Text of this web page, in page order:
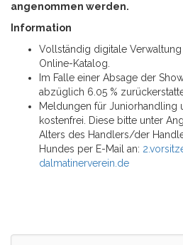
angenommen werden.
Information
Vollständig digitale
Online-Katalog.
Im Falle einer Absage der
abzüglich 6.05 %
Meldungen für Juniorhandling
kostenfrei. Diese bitte unter
Alters des Handlers/der
Hundes per E-Mail an:
dalmatinerverein.de